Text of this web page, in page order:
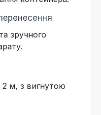
зручного
м, з вигнутою